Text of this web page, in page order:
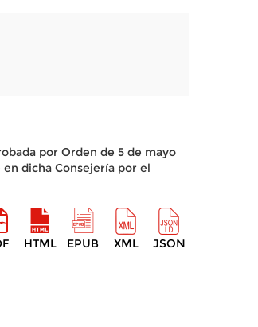
por Orden de 5 de mayo
en dicha Consejería por el
HTML EPUB XML JSON